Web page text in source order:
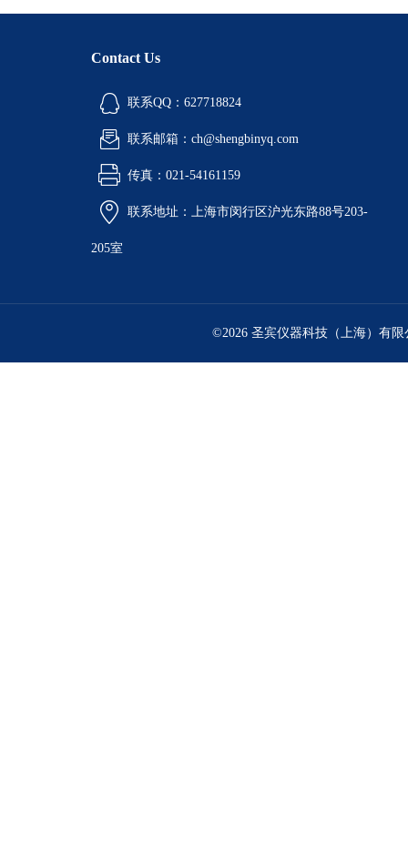
Contact Us
联系QQ：627718824
联系邮箱：ch@shengbinyq.com
传真：021-54161159
联系地址：上海市闵行区沪光东路88号203-
205室
©2026 圣宾仪器科技（上海）有